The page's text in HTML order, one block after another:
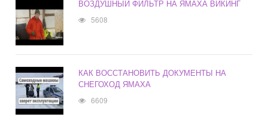
ВОЗДУШНЫЙ ФИЛЬТР НА ЯМАХА ВИКИНГ
5608
КАК ВОССТАНОВИТЬ ДОКУМЕНТЫ НА
СНЕГОХОД ЯМАХА
6609